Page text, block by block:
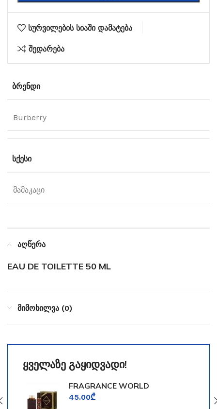
სურვილების სიაში დამატება
შედარება
ᲑᲠᲔᲜᲓᲘ
Burberry
ᲡᲥᲔᲡᲘ
მამაკაცი
აღწერა
EAU DE TOILETTE 50 ML
მიმოხილვა (0)
ყველაზე გაყიდვადი!
FRAGRANCE WORLD
TOOMFORD
45.00₾